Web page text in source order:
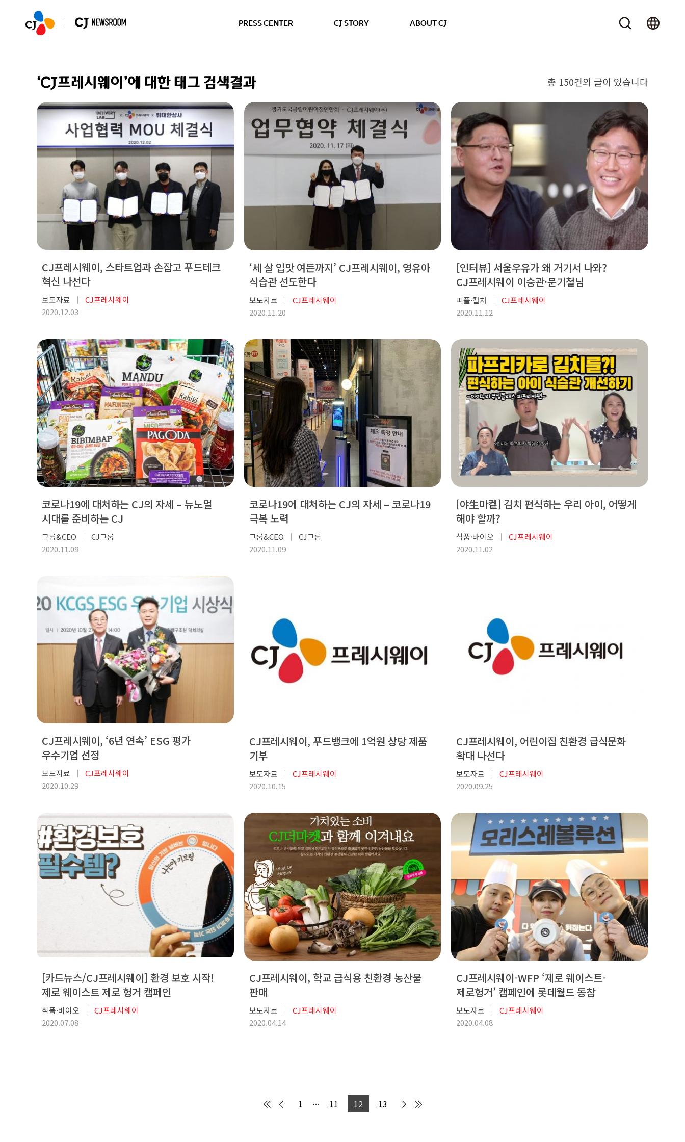
PRESS CENTER CJ STORY ABOUT CJ
‘CJ프레시웨이’에 대한 태그 검색결과 총 150건의 글이 있습니다
CJ프레시웨이, 스타트업과 손잡고 푸드테크
혁신 나선다
보도자료
CJ프레시웨이
2020.12.03
‘세 살 입맛 여든까지’ CJ프레시웨이, 영유아
식습관 선도한다
보도자료
CJ프레시웨이
2020.11.20
[인터뷰] 서울우유가 왜 거기서 나와?
CJ프레시웨이 이승관·문기철님
피플·컬처
CJ프레시웨이
2020.11.12
코로나19에 대처하는 CJ의 자세 – 뉴노멀
시대를 준비하는 CJ
그룹&CEO
CJ그룹
2020.11.09
코로나19에 대처하는 CJ의 자세 – 코로나19
극복 노력
그룹&CEO
CJ그룹
2020.11.09
[야生마켙] 김치 편식하는 우리 아이, 어떻게
해야 할까?
식품·바이오
CJ프레시웨이
2020.11.02
CJ프레시웨이, ‘6년 연속’ ESG 평가
우수기업 선정
보도자료
CJ프레시웨이
2020.10.29
CJ프레시웨이, 푸드뱅크에 1억원 상당 제품
기부
보도자료
CJ프레시웨이
2020.10.15
CJ프레시웨이, 어린이집 친환경 급식문화
확대 나선다
보도자료
CJ프레시웨이
2020.09.25
[카드뉴스/CJ프레시웨이] 환경 보호 시작!
제로 웨이스트 제로 헝거 캠페인
식품·바이오
CJ프레시웨이
2020.07.08
CJ프레시웨이, 학교 급식용 친환경 농산물
판매
보도자료
CJ프레시웨이
2020.04.14
CJ프레시웨이-WFP ‘제로 웨이스트-
제로헝거’ 캠페인에 롯데월드 동참
보도자료
CJ프레시웨이
2020.04.08
1 … 11 12 13